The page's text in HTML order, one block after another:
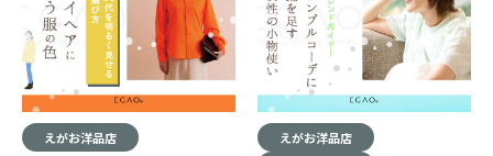
えがお洋品店
えがお洋品店